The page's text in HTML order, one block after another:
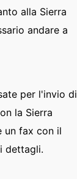
alla Sierra
andare a
per l'invio di
la Sierra
un fax con il
dettagli.